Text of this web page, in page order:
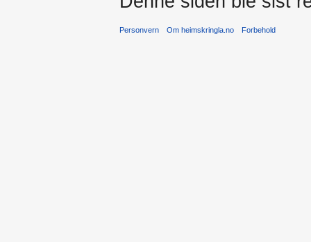
Personvern Om heimskringla.no Forbehold